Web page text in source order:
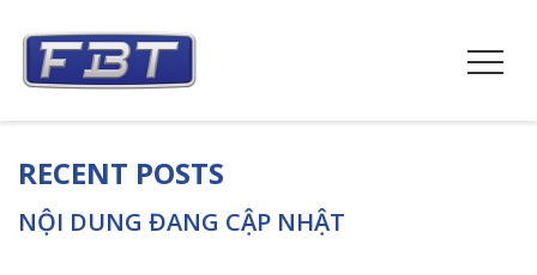
RECENT POSTS
NỘI DUNG ĐANG CẬP NHẬT